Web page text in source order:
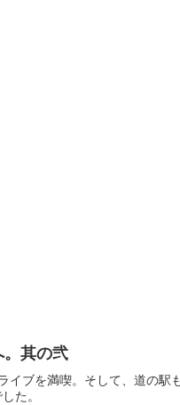
。其の弐
イブを満喫。そして、道の駅
た。